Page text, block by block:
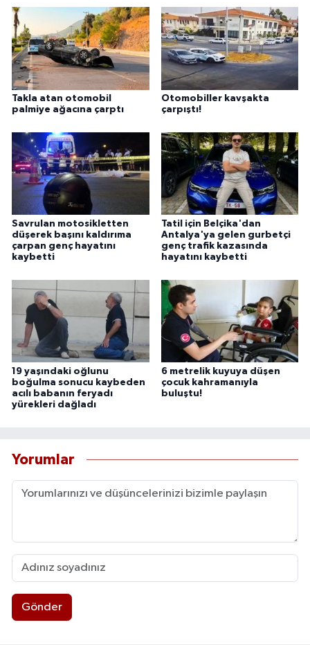
Takla atan otomobil
palmiye ağacına çarptı
Otomobiller kavşakta
çarpıştı!
Savrulan motosikletten
düşerek başını kaldırıma
çarpan genç hayatını
kaybetti
Tatil için Belçika'dan
Antalya'ya gelen gurbetçi
genç trafik kazasında
hayatını kaybetti
19 yaşındaki oğlunu
boğulma sonucu kaybeden
acılı babanın feryadı
yürekleri dağladı
6 metrelik kuyuya düşen
çocuk kahramanıyla
buluştu!
Yorumlar
Gönder